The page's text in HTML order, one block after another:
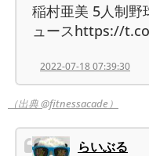
稲村亜美 5人制野
ュースhttps://
2022-07-18 07:39:30
（出典 @fitnessacade）
らいぶる